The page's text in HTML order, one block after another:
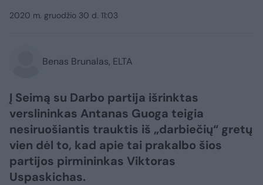
2020 m. gruodžio 30 d. 11:03
Benas Brunalas, ELTA
Į Seimą su Darbo partija išrinktas
verslininkas Antanas Guoga teigia
nesiruošiantis trauktis iš „darbiečių“ gretų
vien dėl to, kad apie tai prakalbo šios
partijos pirmininkas Viktoras
Uspaskichas.